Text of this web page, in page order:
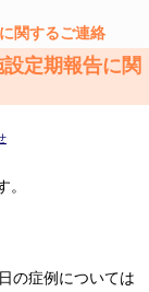
関するご連絡
定期報告に関
の症例については